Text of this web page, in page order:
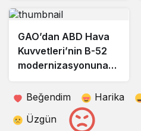
GAO’dan ABD Hava
Kuvvetleri’nin B-52
modernizasyonuna
Beğendim
Harika
Üzgün